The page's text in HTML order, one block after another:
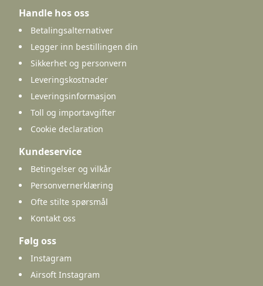
Handle hos oss
Betalingsalternativer
Legger inn bestillingen din
Sikkerhet og personvern
Leveringskostnader
Leveringsinformasjon
Toll og importavgifter
Cookie declaration
Kundeservice
Betingelser og vilkår
Personvernerklæring
Ofte stilte spørsmål
Kontakt oss
Følg oss
Instagram
Airsoft Instagram